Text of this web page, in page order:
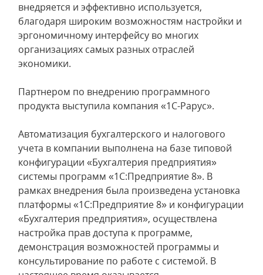
внедряется и эффективно используется,
благодаря широким возможностям настройки и
эргономичному интерфейсу во многих
организациях самых разных отраслей
экономики.
Партнером по внедрению программного
продукта выступила компания «1С-Рарус».
Автоматизация бухгалтерского и налогового
учета в компании выполнена на базе типовой
конфигурации «Бухгалтерия предприятия»
системы программ «1С:Предприятие 8». В
рамках внедрения была произведена установка
платформы «1С:Предприятие 8» и конфигурации
«Бухгалтерия предприятия», осуществлена
настройка прав доступа к программе,
демонстрация возможностей программы и
консультирование по работе с системой. В